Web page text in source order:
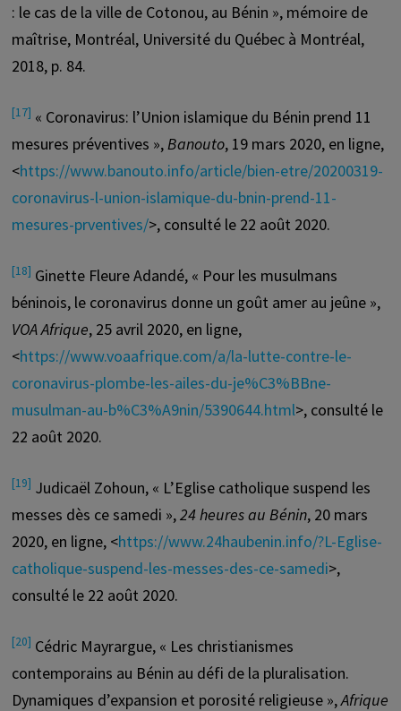
: le cas de la ville de Cotonou, au Bénin », mémoire de
maîtrise, Montréal, Université du Québec à Montréal,
2018, p. 84.
[17] « Coronavirus: l’Union islamique du Bénin prend 11
mesures préventives »,Banouto, 19 mars 2020, en ligne,
<https://www.banouto.info/article/bien-etre/20200319-
coronavirus-l-union-islamique-du-bnin-prend-11-
mesures-prventives/>, consulté le 22 août 2020.
[18] Ginette Fleure Adandé, « Pour les musulmans
béninois, le coronavirus donne un goût amer au jeûne »,
VOA Afrique, 25 avril 2020, en ligne,
<https://www.voaafrique.com/a/la-lutte-contre-le-
coronavirus-plombe-les-ailes-du-je%C3%BBne-
musulman-au-b%C3%A9nin/5390644.html>, consulté le
22 août 2020.
[19] Judicaël Zohoun, « L’Eglise catholique suspend les
messes dès ce samedi »,24 heures au Bénin, 20 mars
2020, en ligne, <https://www.24haubenin.info/?L-Eglise-
catholique-suspend-les-messes-des-ce-samedi>,
consulté le 22 août 2020.
[20] Cédric Mayrargue, « Les christianismes
contemporains au Bénin au défi de la pluralisation.
Dynamiques d’expansion et porosité religieuse »,Afrique